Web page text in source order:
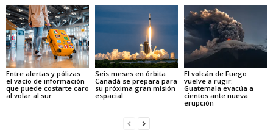
Entre alertas y pólizas:
el vacío de información
que puede costarte caro
al volar al sur
Seis meses en órbita:
Canadá se prepara para
su próxima gran misión
espacial
El volcán de Fuego
vuelve a rugir:
Guatemala evacúa a
cientos ante nueva
erupción